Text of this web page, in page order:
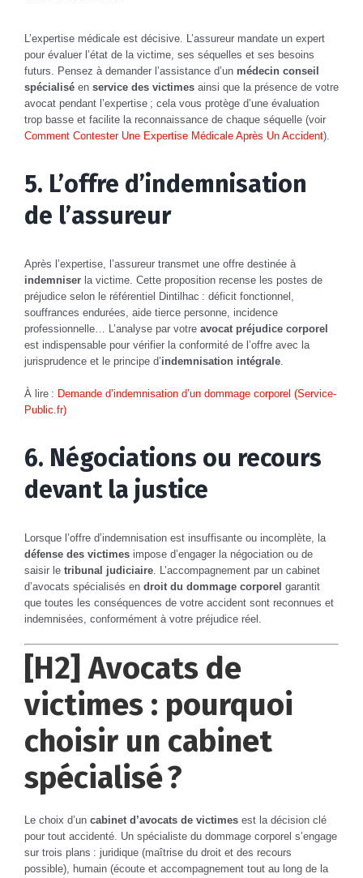
L’expertise médicale est décisive. L’assureur mandate un expert
pour évaluer l’état de la victime, ses séquelles et ses besoins
futurs. Pensez à demander l’assistance d’un médecin conseil
spécialisé en service des victimes ainsi que la présence de votre
avocat pendant l’expertise ; cela vous protège d’une évaluation
trop basse et facilite la reconnaissance de chaque séquelle (voir
Comment Contester Une Expertise Médicale Après Un Accident).
5. L’offre d’indemnisation
de l’assureur
Après l’expertise, l’assureur transmet une offre destinée à
indemniser la victime. Cette proposition recense les postes de
préjudice selon le référentiel Dintilhac : déficit fonctionnel,
souffrances endurées, aide tierce personne, incidence
professionnelle… L’analyse par votre avocat préjudice corporel
est indispensable pour vérifier la conformité de l’offre avec la
jurisprudence et le principe d’indemnisation intégrale
À lire : Demande d’indemnisation d’un dommage corporel (Service-
Public.fr)
6. Négociations ou recours
devant la justice
Lorsque l’offre d’indemnisation est insuffisante ou incomplète, la
défense des victimes impose d’engager la négociation ou de
saisir le tribunal judiciaire . L’accompagnement par un cabinet
d’avocats spécialisés en droit du dommage corporel garantit
que toutes les conséquences de votre accident sont reconnues et
indemnisées, conformément à votre préjudice réel.
[H2] Avocats de
victimes : pourquoi
choisir un cabinet
spécialisé ?
Le choix d’un cabinet d’avocats de victimes est la décision clé
pour tout accidenté. Un spécialiste du dommage corporel s’engage
sur trois plans : juridique (maîtrise du droit et des recours
possible), humain (écoute et accompagnement tout au long de la